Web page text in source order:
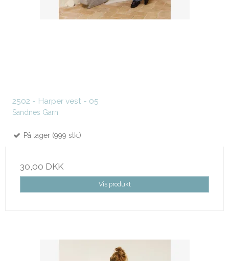
2502 - Harper vest - 05
Sandnes Garn
På lager (999 stk.)
30,00 DKK
Vis produkt